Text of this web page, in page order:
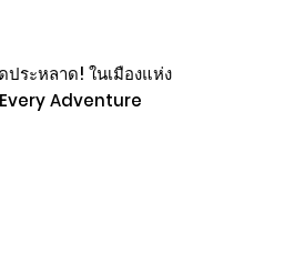
ประหลาด! ในเมืองแห่ง
Every Adventure